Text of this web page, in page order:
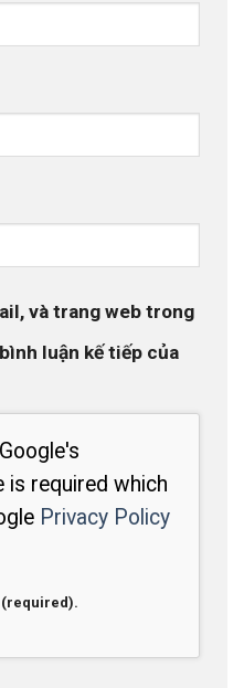
và trang web trong
luận kế tiếp của
is required which
Privacy Policy
(required).